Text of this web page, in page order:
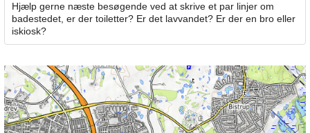
Hjælp gerne næste besøgende ved at skrive et par linjer om
badestedet, er der toiletter? Er det lavvandet? Er der en bro eller
iskiosk?